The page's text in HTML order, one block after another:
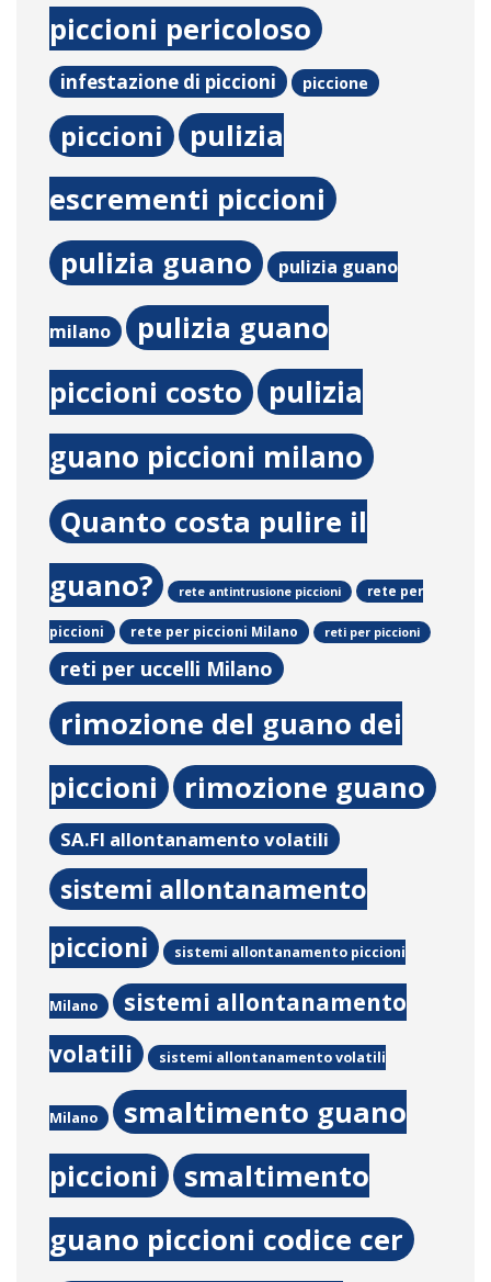
piccioni pericoloso
infestazione di piccioni piccione
piccioni
pulizia
escrementi piccioni
pulizia guano pulizia guano
milano
pulizia guano
piccioni costo
pulizia
guano piccioni milano
Quanto costa pulire il
guano?
rete antintrusione piccioni rete per
piccioni rete per piccioni Milano reti per piccioni
reti per uccelli Milano
rimozione del guano dei
piccioni
rimozione guano
SA.FI allontanamento volatili
sistemi allontanamento
piccioni
sistemi allontanamento piccioni
Milano
sistemi allontanamento
volatili
sistemi allontanamento volatili
Milano
smaltimento guano
piccioni
smaltimento
guano piccioni codice cer